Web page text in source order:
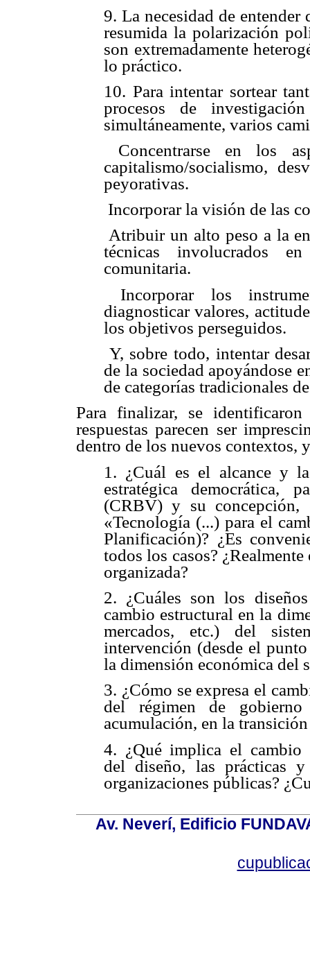
9. La necesidad de
resumida la polarización
son extremadamente
lo práctico.
10. Para intentar sortear
procesos de
simultáneamente, varios
 Concentrarse en los
capitalismo/socialismo,
peyorativas.
 Incorporar la visión de las
 Atribuir un alto peso a la
técnicas involucrados
comunitaria.
 Incorporar los
diagnosticar valores,
los objetivos perseguidos.
 Y, sobre todo, intentar
de la sociedad apoyándose
de categorías tradicionales
Para finalizar, se
respuestas parecen ser
dentro de los nuevos contextos,
1. ¿Cuál es el alcance y
estratégica democrática,
(CRBV) y su concepción,
«Tecnología (...) para el
Planificación)? ¿Es
todos los casos?
organizada?
2. ¿Cuáles son los
cambio estructural en la
mercados, etc.) del
intervención (desde el
la dimensión económica del
3. ¿Cómo se expresa el
del régimen de
acumulación, en la
4. ¿Qué implica el
del diseño, las prácticas
organizaciones públicas?
Av. Neverí, Edificio